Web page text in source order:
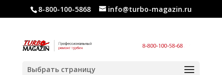
8-800-100-5868 info@turbo-magazin.ru
Выбрать страницу